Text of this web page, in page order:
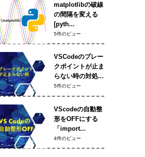
matplotlibの破線
の間隔を変える
[pyth...
5件のビュー
VSCodeのプレー
クポイントが止ま
らない時の対処...
5件のビュー
VScodeの自動整
形をOFFにする
「import...
4件のビュー